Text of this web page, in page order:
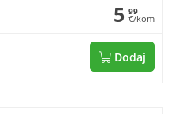
5 99
€/kom
Dodaj